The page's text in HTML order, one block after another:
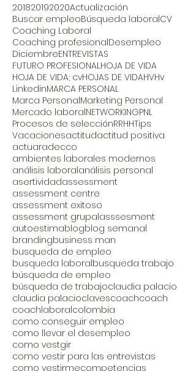
201820192020Actualización
Buscar empleoBúsqueda laboralCV
Coaching Laboral
Coaching profesionalDesempleo
DiciembreENTREVISTAS
FUTURO PROFESIONALHOJA DE VIDA
HOJA DE VIDA; cvHOJAS DE VIDAHVHv
LinkedinMARCA PERSONAL
Marca PersonalMarketing Personal
Mercado laboralNETWORKINGPNL
Procesos de selecciónRRHHTips
Vacacionesactitudactitud positiva
actuaradecco
ambientes laborales modernos
análisis laboralanálisis personal
asertividadassessment
assessment centre
assessment exitoso
assessment grupalasssesment
autoestimablogblog semanal
brandingbusiness man
busqueda de empleo
busqueda laboralbusqueda trabajo
búsqueda de empleo
búsqueda de trabajoclaudia palacio
claudia palacioclavescoachcoach
coachlaboralcolombia
como conseguir empleo
como llevar el desempleo
como vestgir
como vestir para las entrevistas
como vestirmecompetencias